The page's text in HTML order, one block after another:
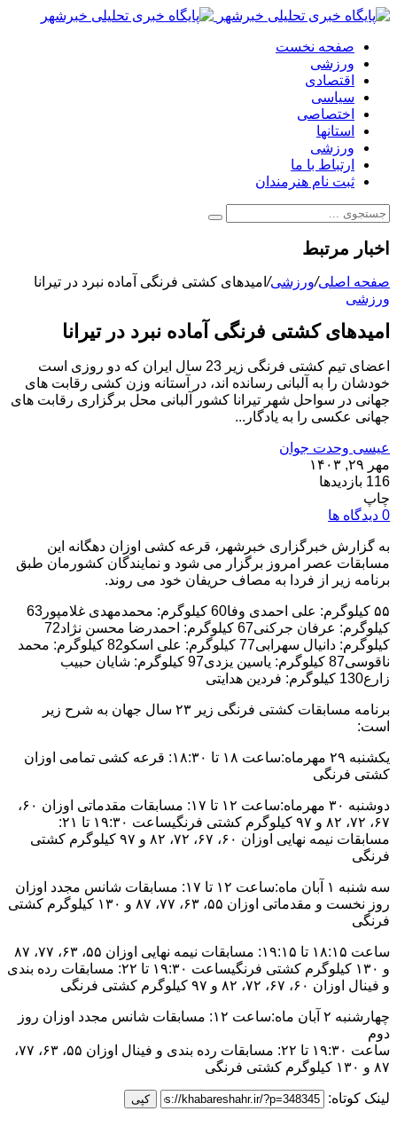
صفحه نخست
ورزشی
اقتصادی
سیاسی
اختصاصی
استانها
ورزشی
ارتباط با ما
ثبت نام هنرمندان
اخبار مرتبط
صفحه اصلی/ورزشی/امیدهای کشتی فرنگی آماده نبرد در تیرانا
ورزشی
امیدهای کشتی فرنگی آماده نبرد در تیرانا
اعضای تیم کشتی فرنگی زیر 23 سال ایران که دو روزی است
خودشان را به آلبانی رسانده اند، در آستانه وزن کشی رقابت های
جهانی در سواحل شهر تیرانا کشور آلبانی محل برگزاری رقابت های
جهانی عکسی را به یادگار...
عیسی وحدت جوان
مهر ۲۹, ۱۴۰۳
116 بازدیدها
چاپ
0 دیدگاه ها
به گزارش خبرگزاری خبرشهر، قرعه کشی اوزان دهگانه این
مسابقات عصر امروز برگزار می شود و نمایندگان کشورمان طبق
برنامه زیر از فردا به مصاف حریفان خود می روند.
۵۵ کیلوگرم: علی احمدی وفا60 کیلوگرم: محمدمهدی غلامپور63
کیلوگرم: عرفان جرکنی67 کیلوگرم: احمدرضا محسن نژاد72
کیلوگرم: دانیال سهرابی77 کیلوگرم: علی اسکو82 کیلوگرم: محمد
ناقوسی87 کیلوگرم: یاسین یزدی97 کیلوگرم: شایان حبیب
زارع130 کیلوگرم: فردین هدایتی
برنامه مسابقات کشتی فرنگی زیر ۲۳ سال جهان به شرح زیر
است:
یکشنبه ۲۹ مهرماه:ساعت ۱۸ تا ۱۸:۳۰: قرعه کشی تمامی اوزان
کشتی فرنگی
دوشنبه ۳۰ مهرماه:ساعت ۱۲ تا ۱۷: مسابقات مقدماتی اوزان ۶۰،
۶۷، ۷۲، ۸۲ و ۹۷ کیلوگرم کشتی فرنگیساعت ۱۹:۳۰ تا ۲۱:
مسابقات نیمه نهایی اوزان ۶۰، ۶۷، ۷۲، ۸۲ و ۹۷ کیلوگرم کشتی
فرنگی
سه شنبه ۱ آبان ماه:ساعت ۱۲ تا ۱۷: مسابقات شانس مجدد اوزان
روز نخست و مقدماتی اوزان ۵۵، ۶۳، ۷۷، ۸۷ و ۱۳۰ کیلوگرم کشتی
فرنگی
ساعت ۱۸:۱۵ تا ۱۹:۱۵: مسابقات نیمه نهایی اوزان ۵۵، ۶۳، ۷۷، ۸۷
و ۱۳۰ کیلوگرم کشتی فرنگیساعت ۱۹:۳۰ تا ۲۲: مسابقات رده بندی
و فینال اوزان ۶۰، ۶۷، ۷۲، ۸۲ و ۹۷ کیلوگرم کشتی فرنگی
چهارشنبه ۲ آبان ماه:ساعت ۱۲: مسابقات شانس مجدد اوزان روز
دوم
ساعت ۱۹:۳۰ تا ۲۲: مسابقات رده بندی و فینال اوزان ۵۵، ۶۳، ۷۷،
۸۷ و ۱۳۰ کیلوگرم کشتی فرنگی
لینک کوتاه: کپی